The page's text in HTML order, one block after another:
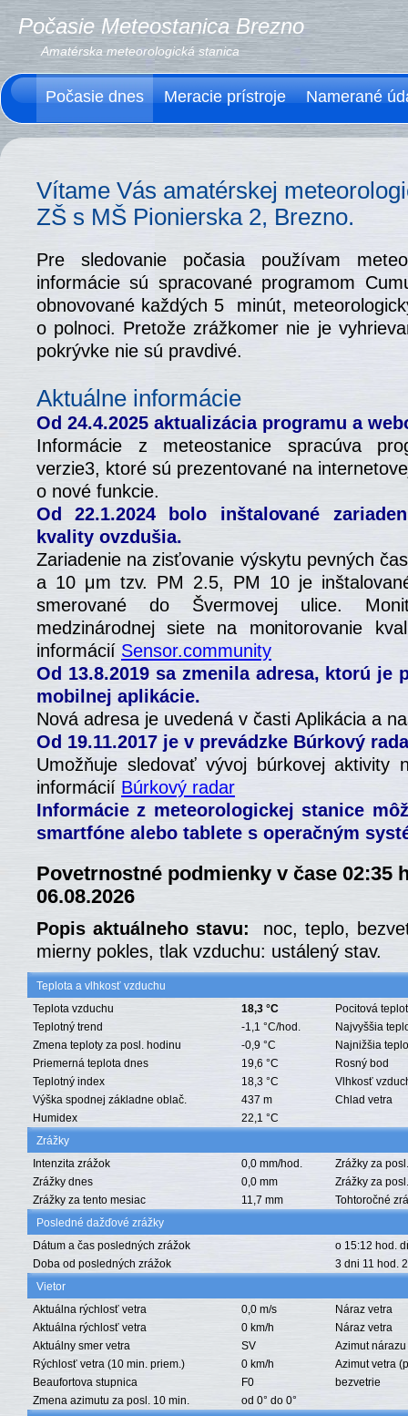
Počasie Meteostanica Brezno
Amatérska meteorologická stanica
Počasie dnes Meracie prístroje Namerané
Vítame Vás amatérskej
ZŠ s MŠ Pionierska 2, Brezno.
Pre sledovanie počasia používam
informácie sú spracované programom
obnovované každých 5 minút,
o polnoci. Pretože zrážkomer nie je
pokrývke nie sú pravdivé.
Aktuálne informácie
Od 24.4.2025 aktualizácia programu a
Informácie z meteostanice spracúva
verzie3, ktoré sú prezentované na
o nové funkcie.
Od 22.1.2024 bolo inštalované
kvality ovzdušia.
Zariadenie na zisťovanie výskytu pevných
a 10 μm tzv. PM 2.5, PM 10 je
smerované do Švermovej ulice.
medzinárodnej siete na monitorovanie
informácií Sensor.community
Od 13.8.2019 sa zmenila adresa, ktorú je
mobilnej aplikácie.
Nová adresa je uvedená v časti Aplikácia a
Od 19.11.2017 je v prevádzke Búrkový
Umožňuje sledovať vývoj búrkovej aktivity
informácií Búrkový radar
Informácie z meteorologickej stanice
smartfóne alebo tablete s operačným
Povetrnostné podmienky v čase 02:35
06.08.2026
Popis aktuálneho stavu:
noc, teplo,
mierny pokles, tlak vzduchu: ustálený stav.
Teplota a vlhkosť vzduchu
Teplota vzduchu
18,3 °C
Pocitová
Teplotný trend
-1,1 °C/hod.
Najvyššia
Zmena teploty za posl. hodinu
-0,9 °C
Najnižšia
Priemerná teplota dnes
19,6 °C
Rosný bod
Teplotný index
18,3 °C
Vlhkosť
Výška spodnej základne oblač.
437 m
Chlad vetra
Humidex
22,1 °C
Zrážky
Intenzita zrážok
0,0 mm/hod.
Zrážky za
Zrážky dnes
0,0 mm
Zrážky za
Zrážky za tento mesiac
11,7 mm
Tohtoročné
Posledné dažďové zrážky
Dátum a čas posledných zrážok
o 15:12 hod.
Doba od posledných zrážok
3 dni 11 hod.
Vietor
Aktuálna rýchlosť vetra
0,0 m/s
Náraz vetra
Aktuálna rýchlosť vetra
0 km/h
Náraz vetra
Aktuálny smer vetra
SV
Azimut
Rýchlosť vetra (10 min. priem.)
0 km/h
Azimut vetra
Beaufortova stupnica
F0
bezvetrie
Zmena azimutu za posl. 10 min.
od 0° do 0°